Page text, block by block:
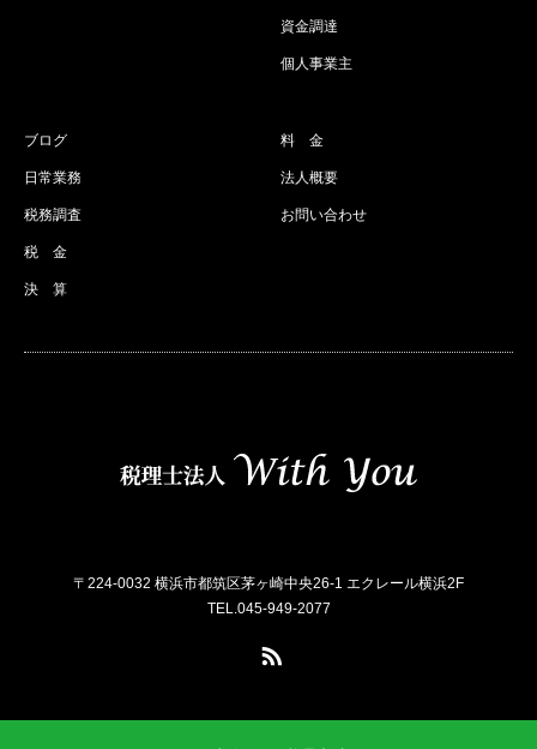
資金調達
個人事業主
ブログ
日常業務
税務調査
税 金
決 算
料 金
法人概要
お問い合わせ
〒224-0032 横浜市都筑区茅ヶ崎中央26-1 エクレール横浜2F
TEL.045-949-2077